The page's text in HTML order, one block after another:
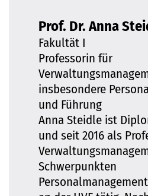
Prof. Dr. Anna
Fakultät I
Professorin für
insbesondere
und Führung
Anna Steidle ist
und seit 2016 als
Schwerpunkten